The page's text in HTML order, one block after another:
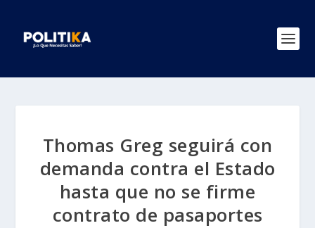
Thomas Greg seguirá con
demanda contra el Estado
hasta que no se firme
contrato de pasaportes